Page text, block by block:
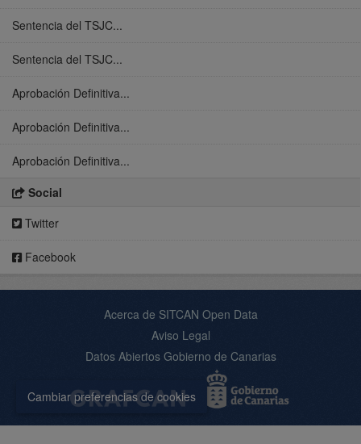
Cambiar preferencias de cookies
Sentencia del TSJC...
Sentencia del TSJC...
Aprobación Definitiva...
Aprobación Definitiva...
Aprobación Definitiva...
Social
Twitter
Facebook
Acerca de SITCAN Open Data
Aviso Legal
Datos Abiertos Gobierno de Canarias